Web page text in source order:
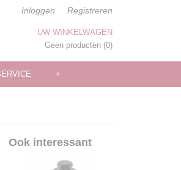
Inloggen Registreren
UW WINKELWAGEN
Geen producten (0)
+
Ook interessant